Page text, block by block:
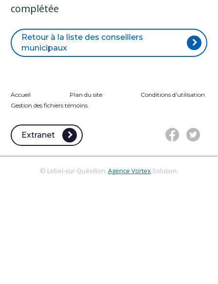
complétée
Retour à la liste des conseillers
municipaux
Extranet
Accueil Plan du site
Conditions d'utilisation
Gestion des fichiers témoins
© Lebel-sur-Quévillon. Agence Vortex Solution.